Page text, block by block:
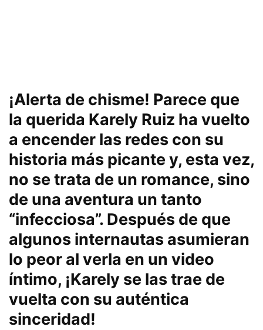
¡Alerta de chisme! Parece que
la querida Karely Ruiz ha vuelto
a encender las redes con su
historia más picante y, esta vez,
no se trata de un romance, sino
de una aventura un tanto
“infecciosa”. Después de que
algunos internautas asumieran
lo peor al verla en un video
íntimo, ¡Karely se las trae de
vuelta con su auténtica
sinceridad!